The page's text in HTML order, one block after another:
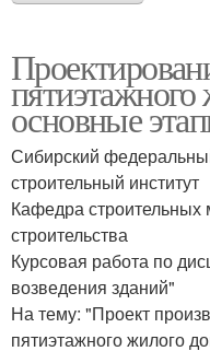
основные
Сибирский
строительный институт
Кафедра строительных
строительства
Курсовая работа по
возведения зданий"
На тему: "Проект
пятиэтажного жилого